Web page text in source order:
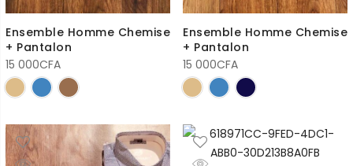
Ensemble Homme Chemise
+ Pantalon
15 000CFA
Ensemble Homme Chemise
+ Pantalon
15 000CFA